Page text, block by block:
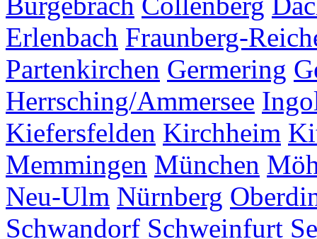
Erlenbach Fraunberg-
Partenkirchen Germering
Herrsching/Ammersee
Kiefersfelden Kirchheim
Memmingen München
Neu-Ulm Nürnberg
Schwandorf Schweinfurt